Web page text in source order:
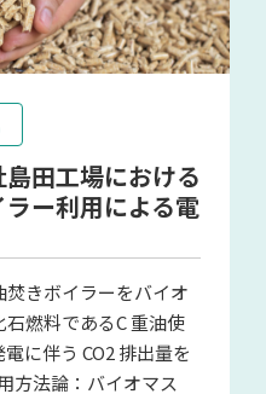
田工場における
ー利用による電
きボイラーをバイオ
燃料であるC 重油使
に伴う CO2 排出量を
方法論：バイオマス